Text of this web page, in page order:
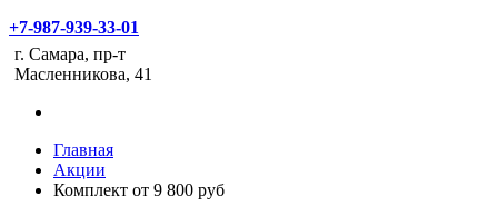
+7-987-939-33-01
г. Самара, пр-т
Масленникова, 41
Главная
Акции
Комплект от 9 800 руб